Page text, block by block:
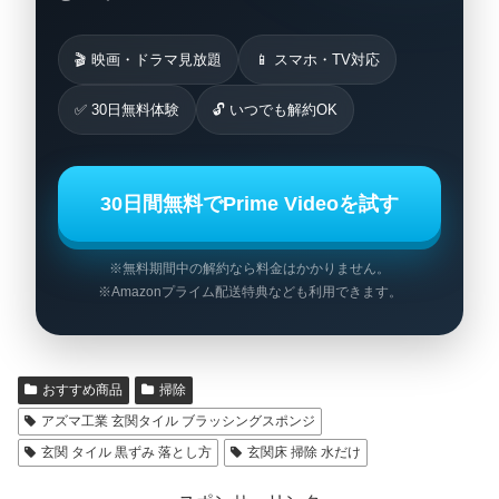
🎬 映画・ドラマ見放題 📱 スマホ・TV対応
✅ 30日無料体験 🔓 いつでも解約OK
30日間無料でPrime Videoを試す
※無料期間中の解約なら料金はかかりません。
※Amazonプライム配送特典なども利用できます。
おすすめ商品
掃除
アズマ工業 玄関タイル ブラッシングスポンジ
玄関 タイル 黒ずみ 落とし方
玄関床 掃除 水だけ